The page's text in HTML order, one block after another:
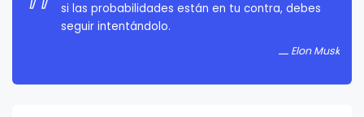
si las probabilidades están en tu contra, debes
seguir intentándolo.
Elon Musk